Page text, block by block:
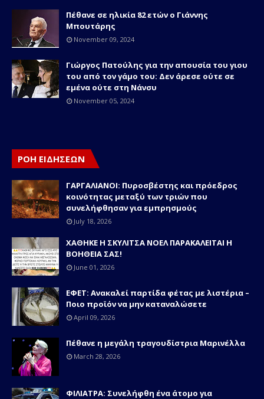
Πέθανε σε ηλικία 82 ετών o Γιάννης
Μπουτάρης
November 09, 2024
Γιώργος Πατούλης για την απουσία του γιου
του από τον γάμο του: Δεν άρεσε ούτε σε
εμένα ούτε στη Νάνσυ
November 05, 2024
ΡΟΗ ΕΙΔΗΣΕΩΝ
ΓΑΡΓΑΛΙΑΝΟΙ: Πυροσβέστης και πρόεδρος
κοινότητας μεταξύ των τριών που
συνελήφθησαν για εμπρησμούς
July 18, 2026
ΧΑΘΗΚΕ Η ΣΚΥΛΙΤΣΑ ΝΟΕΛ ΠΑΡΑΚΑΛΕΙΤΑΙ Η
ΒΟΗΘΕΙΑ ΣΑΣ!
June 01, 2026
ΕΦΕΤ: Ανακαλεί παρτίδα φέτας με λιστέρια –
Ποιο προϊόν να μην καταναλώσετε
April 09, 2026
Πέθανε η μεγάλη τραγουδίστρια Μαρινέλλα
March 28, 2026
ΦΙΛΙΑΤΡΑ: Συνελήφθη ένα άτομο για